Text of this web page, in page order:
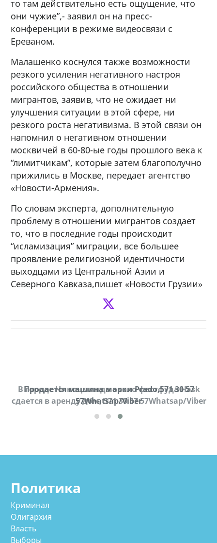
то там действительно есть ощущение, что
они чужие”,- заявил он на пресс-
конференции в режиме видеосвязи с
Ереваном.
Малашенко коснулся также возможности
резкого усиления негативного настроя
российского общества в отношении
мигрантов, заявив, что не ожидает ни
улучшения ситуации в этой сфере, ни
резкого роста негативизма. В этой связи он
напомнил о негативном отношении
москвичей в 60-80-ые годы прошлого века к
“лимитчикам”, которые затем благополучно
прижились в Москве, передает агентство
«Новости-Армения».
По словам эксперта, дополнительную
проблему в отношении мигрантов создает
то, что в последние годы происходит
“исламизация” миграции, все большее
проявление религиозной идентичности
выходцами из Центральной Азии и
Северного Кавказа,пишет «Новости Грузии»
В городе Ниноцминда около фастфуда Hask
cдается в аренду дом, 571 30 57 57Whatsap/Viber
Продается машина марки Prado,571 30 57
57Whatsap/Viber
Политика
Криминал
Олигархия
Власть
Выборы